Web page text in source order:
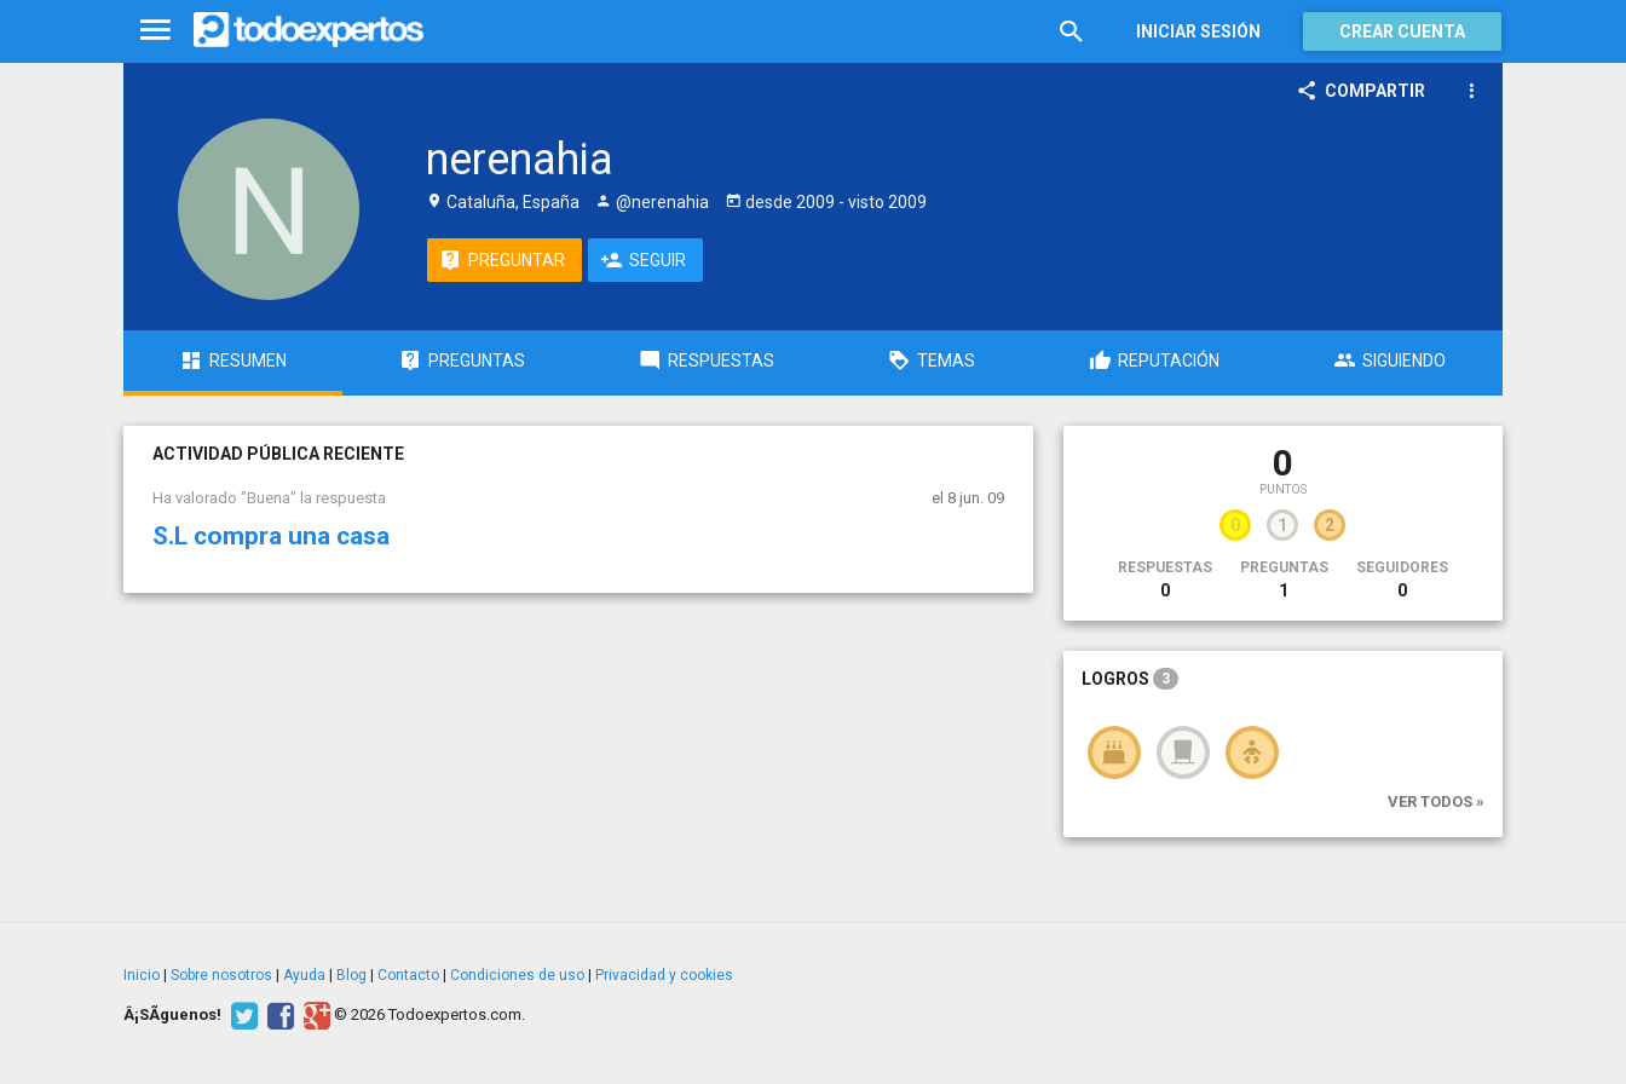
INICIAR SESIÓN CREAR CUENTA
COMPARTIR
nerenahia
Cataluña, España @nerenahia desde 2009 - visto 2009
PREGUNTAR SEGUIR
RESUMEN PREGUNTAS RESPUESTAS TEMAS REPUTACIÓN SIGUIENDO
ACTIVIDAD PÚBLICA RECIENTE
Ha valorado "Buena" la respuesta el 8 jun. 09
S.L compra una casa
0
PUNTOS
0 1 2
RESPUESTAS
0
PREGUNTAS
1
SEGUIDORES
0
LOGROS 3
VER TODOS »
Inicio Sobre nosotros Ayuda Blog Contacto Condiciones de uso Privacidad y cookies
Â¡SÃ­guenos! © 2026 Todoexpertos.com.